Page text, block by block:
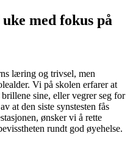
med fokus på
læring og trivsel, men
Vi på skolen erfarer at
sine, eller vegrer seg for
at den siste synstesten fås
ønsker vi å rette
rundt god øyehelse.